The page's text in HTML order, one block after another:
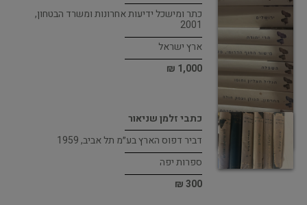
כתר ומישכל ידיעות אחרונות ומשרד הבטחון,
2001
ארץ ישראל
1,000 ₪
כתבי זלמן שניאור
דביר דפוס הארץ בע״מ תל אביב, 1959
ספרות יפה
300 ₪